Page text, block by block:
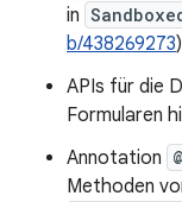
in
b/438269273)
APIs für die
Formularen
Annotation
Methoden